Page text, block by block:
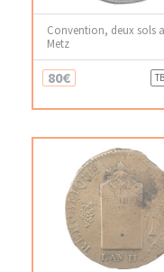
Convention, deux sols
Metz
80€